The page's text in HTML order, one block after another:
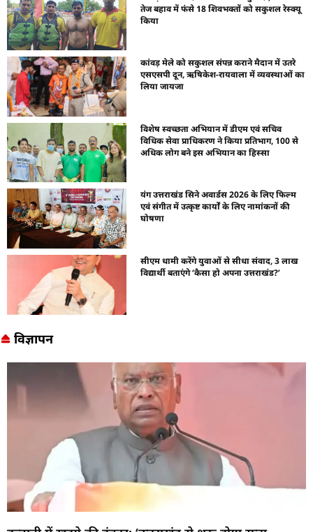
तेज बहाव में फंसे 18 शिवभक्तों को सकुशल रेस्क्यू
किया
कांवड़ मेले को सकुशल संपन्न कराने मैदान में उतरे
एसएसपी दून, ऋषिकेश-रायवाला में व्यवस्थाओं का
लिया जायजा
विशेष स्वच्छता अभियान में डीएम एवं सचिव
विधिक सेवा प्राधिकरण ने किया प्रतिभाग, 100 से
अधिक लोग बने इस अभियान का हिस्सा
यंग उत्तराखंड सिने अवार्डस 2026 के लिए फिल्म
एवं संगीत में उत्कृष्ट कार्यों के लिए नामांकनों की
घोषणा
सीएम धामी करेंगे युवाओं से सीधा संवाद, 3 लाख
विद्यार्थी बताएंगे ‘कैसा हो अपना उत्तराखंड?’
विज्ञापन